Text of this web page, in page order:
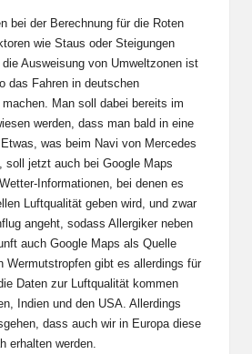
bei der Berechnung für die Roten
wie Staus oder Steigungen
Ausweisung von Umweltzonen ist
das Fahren in deutschen
Man soll dabei bereits im
werden, dass man bald in eine
was beim Navi von Mercedes
soll jetzt auch bei Google Maps
Informationen, bei denen es
Luftqualität geben wird, und zwar
angeht, sodass Allergiker neben
auch Google Maps als Quelle
Wermutstropfen gibt es allerdings für
Daten zur Luftqualität kommen
Indien und den USA. Allerdings
dass auch wir in Europa diese
erhalten werden.